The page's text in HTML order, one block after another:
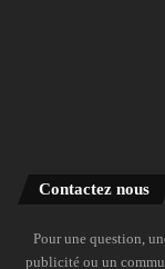
Contactez nous
Pour une question,
publicité ou un